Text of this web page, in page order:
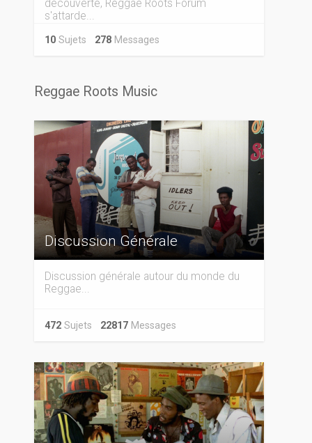
découverte, Reggae Roots Forum
s'attarde...
10Sujets 278Messages
Reggae Roots Music
Discussion Générale
Discussion générale autour du monde du
Reggae...
472Sujets 22817Messages